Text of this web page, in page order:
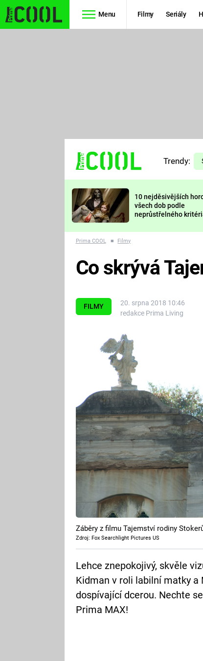
Menu Filmy Seriály
TŘESKU
FUTURAMA
Trendy:
10 nejděsivějších
všech dob podle
neprůstřelného
nejvíc zvednou tep?
Prima COOL ■ Filmy
FILMY
20. srpna 2018 10:46
redakce Prima Living
Co skrývá
Záběry z filmu Tajemství rodiny
Zdroj: Fox Searchlight Pictures US
Lehce znepokojivý, skvěle
Kidman v roli labilní matky a
dospívající dcerou. Nechte
Prima MAX!